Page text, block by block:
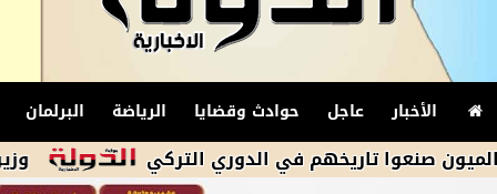
الأخبار عاجل حوادث وقضايا الرياضة البرلمان
وزير تاريخهم في الدوري التركي